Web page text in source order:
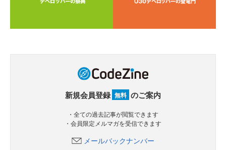
新規会員登録 無料 のご案内
・全ての過去記事が閲覧できます
・会員限定メルマガを受信できます
メールバックナンバー